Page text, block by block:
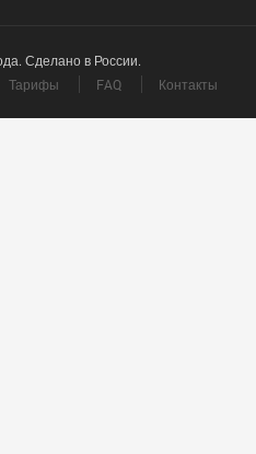
Сделано в России.
Тарифы FAQ Контакты